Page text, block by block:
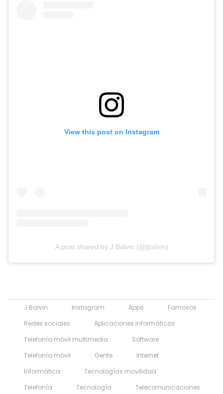
View this post on Instagram
A post shared by J Balvin (@jbalvin)
J Balvin Instagram Apps
Famosos
Redes sociales
Aplicaciones informáticas
Telefonía móvil multimedia
Software
Telefonía móvil
Gente
Internet
Informática
Tecnologías movilidad
Telefonía
Tecnología Telecomunicaciones